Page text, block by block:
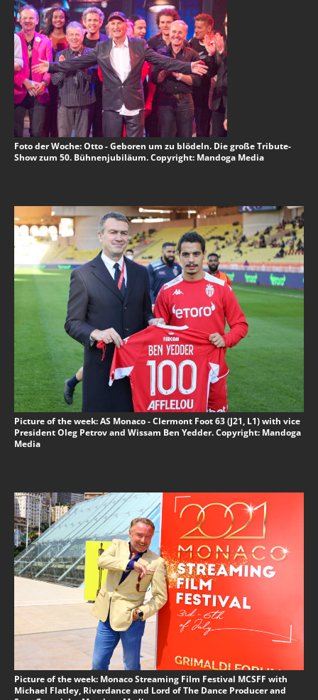
Foto der Woche: Otto - Geboren um zu blödeln. Die große Tribute-
Show zum 50. Bühnenjubiläum. Copyright: Mandoga Media
Picture of the week: AS Monaco - Clermont Foot 63 (J21, L1) with vice
President Oleg Petrov and Wissam Ben Yedder. Copyright: Mandoga
Media
Picture of the week: Monaco Streaming Film Festival MCSFF with
Michael Flatley, Riverdance and Lord of The Dance Producer and